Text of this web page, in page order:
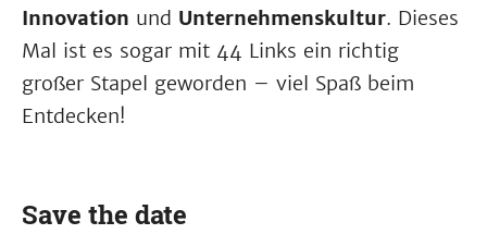
Innovation und Unternehmens­kultur. Dieses
Mal ist es sogar mit 44 Links ein richtig
großer Stapel geworden – viel Spaß beim
Entdecken!
Save the date